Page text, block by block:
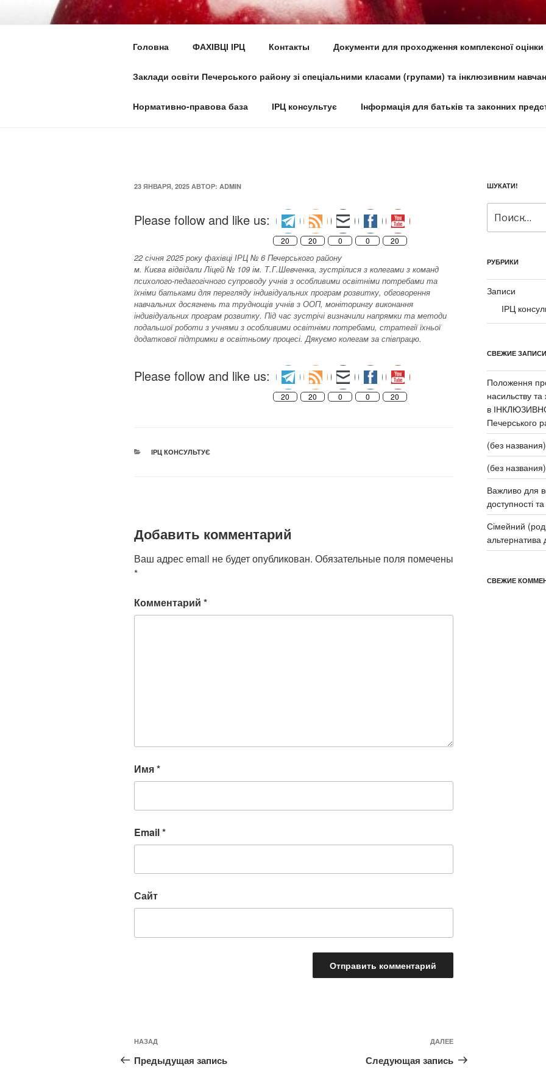
ІНКЛЮЗИВНО-РЕСУРСНИЙ ЦЕНТР №
ПЕЧЕРСЬКОГО РАЙОНУ М.КИЄВА
Головна ФАХІВЦІ ІРЦ Контакты Документи для проходження комплексної
Заклади освіти Печерського району зі спеціальними класами (групами) та інклюзивним
Нормативно-правова база ІРЦ консультує Інформація для батьків та законних
ОПУБЛИКОВАНО
23 ЯНВАРЯ, 2025 АВТОР: ADMIN
Please follow and like us:
20 20 0 0 20
22 січня 2025 року фахівці ІРЦ № 6 Печерського району
м. Києва відвідали Ліцей № 109 ім. Т.Г.Шевченка, зустрілися з колегами з команд
психолого-педагогічного супроводу учнів з особливими освітніми потребами та
їхніми батьками для перегляду індивідуальних програм розвитку, обговорення
навчальних досягнень та труднощів учнів з ООП, моніторингу виконання
індивідуальних програм розвитку. Під час зустрічі визначили напрямки та методи
подальшої роботи з учнями з особливими освітніми потребами, стратегії їхньої
додаткової підтримки в освітньому процесі. Дякуємо колегам за співпрацю.
Please follow and like us:
20 20 0 0 20
РУБРИКИ
ІРЦ КОНСУЛЬТУЄ
Добавить комментарий
Ваш адрес email не будет опубликован. Обязательные поля помечены
*
Комментарий *
Имя*
Email*
Сайт
Навигация
по
записям
Предыдущая
запись:
НАЗАД
Предыдущая запись
Следующая
запись
ДАЛЕЕ
Следующая запись
ШУКАТИ!
РУБРИКИ
Записи
ІРЦ
СВЕЖИЕ ЗАПИСИ
Положення
насильству
в
Печерського
(без названия)
(без названия)
Важливо для
доступності та
Сімейний
альтернатива
СВЕЖИЕ